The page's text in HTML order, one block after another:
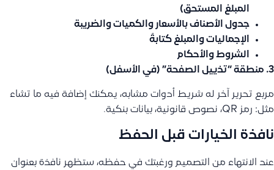
المبلغ المستحق)
جدول الأصناف بالأسعار والكميات والضريبة
الإجماليات والمبلغ كتابةً
الشروط والأحكام
3. منطقة “تذييل الصفحة” (في الأسفل)
مربع تحرير آخر له شريط أدوات مشابه، يمكنك إضافة فيه ما تشاء
مثل: رمز QR، نصوص قانونية، بيانات بنكية.
نافذة الخيارات قبل الحفظ
عند الانتهاء من التصميم ورغبتك في حفظه، ستظهر نافذة بعنوان